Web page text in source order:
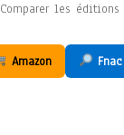
Comparer les
Amazon Fnac